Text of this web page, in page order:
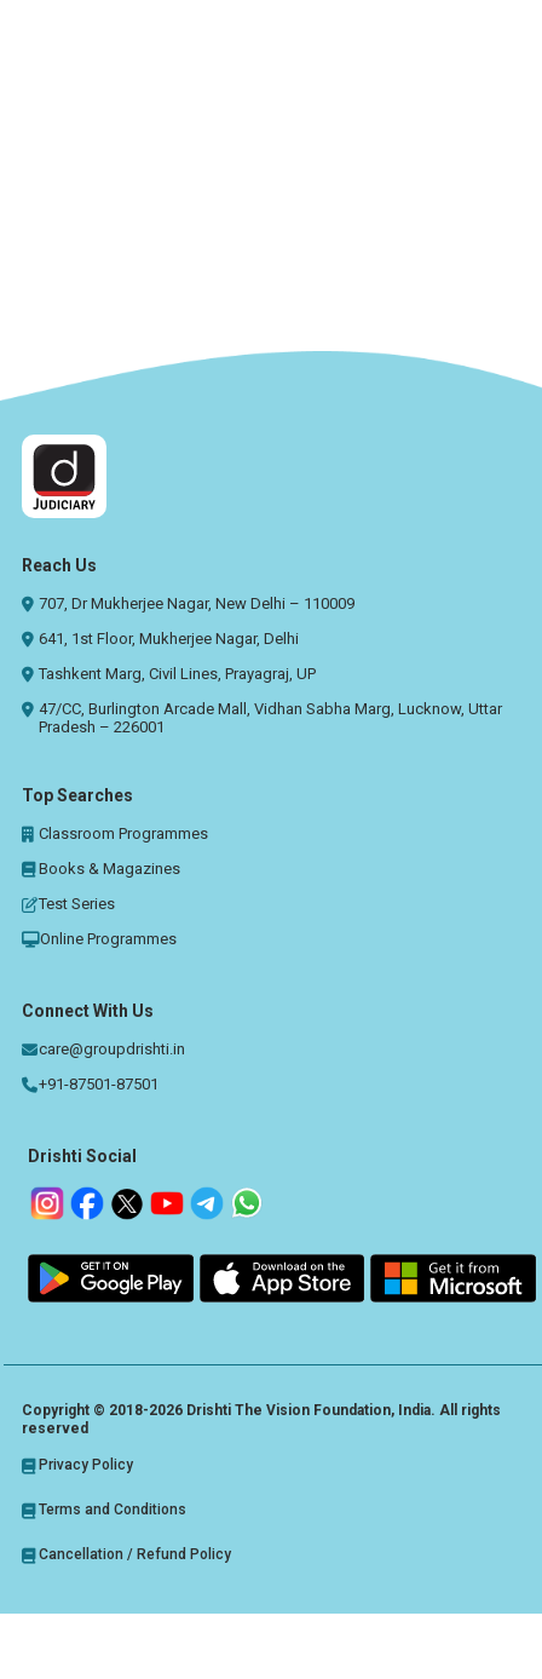
Reach Us
707, Dr Mukherjee Nagar, New Delhi – 110009
641, 1st Floor, Mukherjee Nagar, Delhi
Tashkent Marg, Civil Lines, Prayagraj, UP
47/CC, Burlington Arcade Mall, Vidhan Sabha Marg, Lucknow, Uttar
Pradesh – 226001
Top Searches
Classroom Programmes
Books & Magazines
Test Series
Online Programmes
Connect With Us
care@groupdrishti.in
+91-87501-87501
Drishti Social
Copyright © 2018-2026 Drishti The Vision Foundation, India. All rights
reserved
Privacy Policy
Terms and Conditions
Cancellation / Refund Policy